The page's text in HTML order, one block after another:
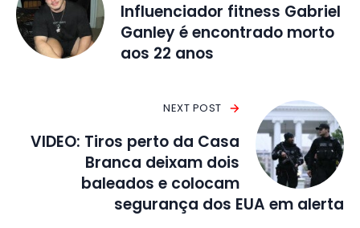
Influenciador fitness Gabriel
Ganley é encontrado morto
aos 22 anos
NEXT POST
VIDEO: Tiros perto da Casa
Branca deixam dois
baleados e colocam
segurança dos EUA em alerta